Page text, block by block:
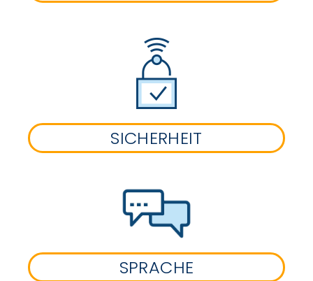
SICHERHEIT
SPRACHE